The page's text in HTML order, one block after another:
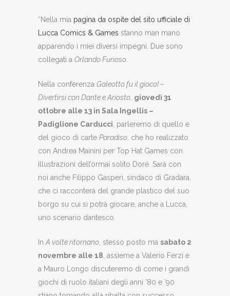
“Nella mia pagina da ospite del sito ufficiale di
Lucca Comics & Games stanno man mano
apparendo i miei diversi impegni. Due sono
collegati a Orlando Furioso.
Nella conferenza Galeotto fu il gioco! –
Divertirsi con Dante e Ariosto, giovedì 31
ottobre alle 13 in Sala Ingellis –
Padiglione Carducci, parleremo di quello e
del gioco di carte Paradiso, che ho realizzato
con Andrea Mainini per Top Hat Games con
illustrazioni dell’ormai solito Doré. Sarà con
noi anche Filippo Gasperi, sindaco di Gradara,
che ci racconterà del grande plastico del suo
borgo su cui si potrà giocare, anche a Lucca,
uno scenario dantesco.
InA volte ritornano, stesso posto ma sabato 2
novembre alle 18, assieme a Valerio Ferzi e
a Mauro Longo discuteremo di come i grandi
giochi di ruolo italiani degli anni ’80 e ’90